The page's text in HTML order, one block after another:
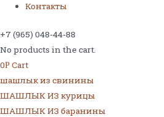
Контакты
+7 (965) 048-44-88
No products in the cart.
0Р Cart
шашлык из свинины
ШАШЛЫК ИЗ курицы
ШАШЛЫК ИЗ баранины